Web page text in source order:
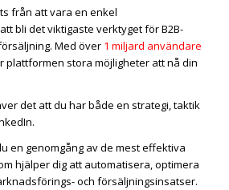
från att vara en enkel
bli det viktigaste verktyget för B2B-
Med över 1 miljard användare
plattformen stora möjligheter att nå din
det att du har både en strategi, taktik
en genomgång av de mest effektiva
hjälper dig att automatisera, optimera
och försäljningsinsatser.